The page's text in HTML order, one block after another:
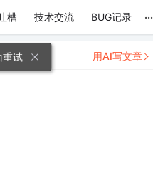
槽 技术交流 BUG记录 ...
用AI写文章
重试